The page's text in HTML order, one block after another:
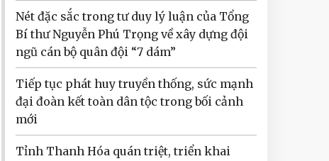
Nét đặc sắc trong tư duy lý luận của Tổng
Bí thư Nguyễn Phú Trọng về xây dựng đội
ngũ cán bộ quân đội “7 dám”
Tiếp tục phát huy truyền thống, sức mạnh
đại đoàn kết toàn dân tộc trong bối cảnh
mới
Tỉnh Thanh Hóa quán triệt, triển khai